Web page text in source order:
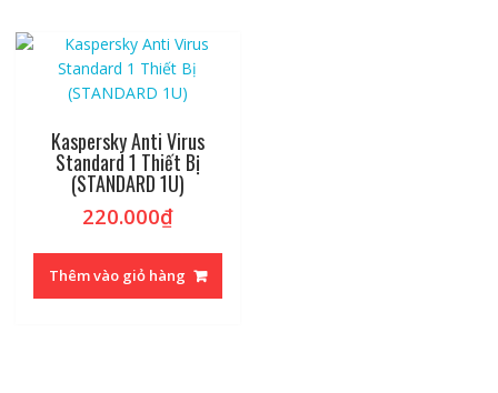
Kaspersky Anti Virus
Standard 1 Thiết Bị
(STANDARD 1U)
220.000₫
Thêm vào giỏ hàng